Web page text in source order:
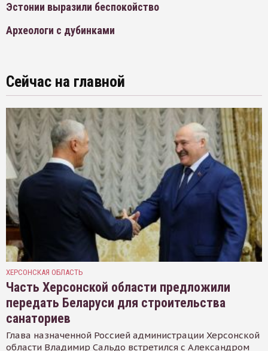
Эстонии выразили беспокойство
Археологи с дубинками
Сейчас на главной
ХЕРСОНСКАЯ ОБЛАСТЬ
Часть Херсонской области предложили
передать Беларуси для строительства
санаториев
Глава назначенной Россией администрации Херсонской
области Владимир Сальдо встретился с Александром